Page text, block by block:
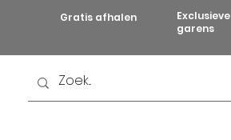
Gratis afhalen
Exclusieve
garens